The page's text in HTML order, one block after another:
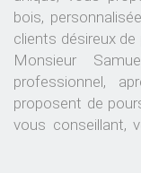
bois,
clients désireux
Monsieur
professionnel,
proposent de
vous conseillant,